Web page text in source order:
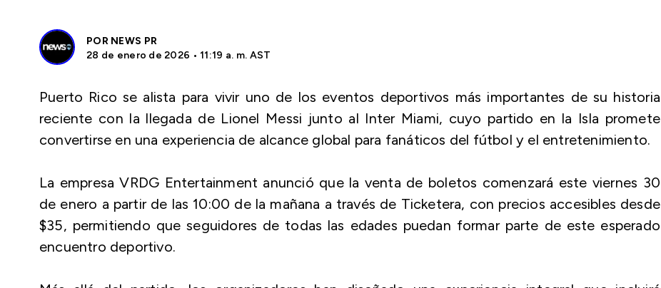
POR NEWS PR
28 de enero de 2026 • 11:19 a. m. AST
Puerto Rico se alista para vivir uno de los eventos deportivos más importantes de su historia
reciente con la llegada de Lionel Messi junto al Inter Miami, cuyo partido en la Isla promete
convertirse en una experiencia de alcance global para fanáticos del fútbol y el entretenimiento.
La empresa VRDG Entertainment anunció que la venta de boletos comenzará este viernes 30
de enero a partir de las 10:00 de la mañana a través de Ticketera, con precios accesibles desde
$35, permitiendo que seguidores de todas las edades puedan formar parte de este esperado
encuentro deportivo.